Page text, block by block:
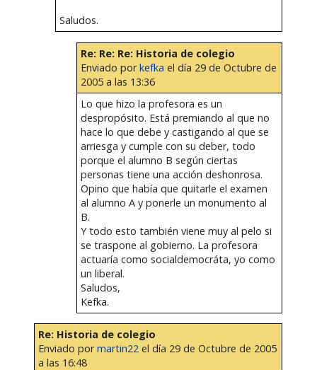
Saludos.
Re: Re: Re: Historia de colegio
Enviado porkefka el día 29 de Octubre de
2005 a las 13:36
Lo que hizo la profesora es un
despropósito. Está premiando al que no
hace lo que debe y castigando al que se
arriesga y cumple con su deber, todo
porque el alumno B según ciertas
personas tiene una acción deshonrosa.
Opino que había que quitarle el examen
al alumno A y ponerle un monumento al
B.
Y todo esto también viene muy al pelo si
se traspone al gobierno. La profesora
actuaría como socialdemocráta, yo como
un liberal.
Saludos,
Kefka.
Re: Historia de colegio
Enviado pormartin22el día 29 de Octubre de 2005
a las 16:48